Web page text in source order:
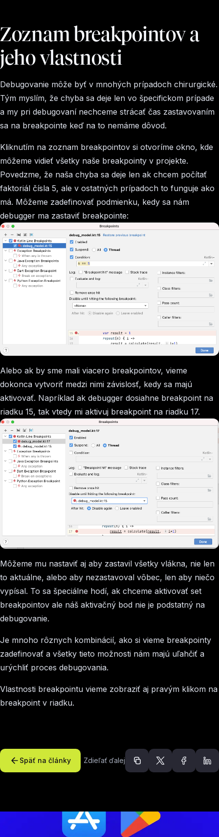
Zoznam breakpointov a
jeho vlastnosti
Debugovanie môže byť v mnohých prípadoch chirurgické.
Tým myslím, že chyba sa deje len vo špecifickom prípade
a my pri debugovaní nechceme strácať čas zastavovaním
sa na breakpointe keď na to nemáme dôvod.
Kliknutím na zoznam breakpointov si otvoríme okno, kde
môžeme vidieť všetky naše breakpointy v projekte.
Povedzme, že naša chyba sa deje len ak chcem počítať
faktoriál čísla 5, ale v ostatných prípadoch to funguje ako
má. Môžeme zadefinovať podmienku, kedy sa nám
debugger ma zastaviť breakpointe:
Alebo ak by sme mali viacero breakpointov, vieme
dokonca vytvoriť medzi nimi závislosť, kedy sa majú
aktivovať. Napríklad ak debugger dosiahne breakpoint na
riadku 15, tak vtedy mi aktivuj breakpoint na riadku 17.
Môžeme mu nastaviť aj aby zastavil všetky vlákna, nie len
to aktuálne, alebo aby nezastavoval vôbec, len aby niečo
vypísal. To sa špeciálne hodí, ak chceme aktivovať set
breakpointov ale náš aktivačný bod nie je podstatný na
debugovanie.
Je mnoho rôznych kombinácií, ako si vieme breakpointy
zadefinovať a všetky tieto možnosti nám majú uľahčiť a
urýchliť proces debugovania.
Vlastnosti breakpointu vieme zobraziť aj pravým klikom na
breakpoint v riadku.
Späť na články Zdieľať ďalej
Odporúčané články